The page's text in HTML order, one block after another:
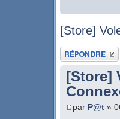
[Store]
Publier une réponse
[Store]
par P@t »